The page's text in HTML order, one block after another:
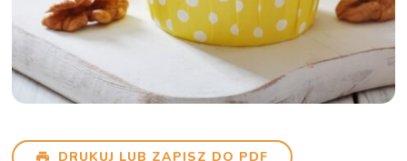
DRUKUJ LUB ZAPISZ DO PDF